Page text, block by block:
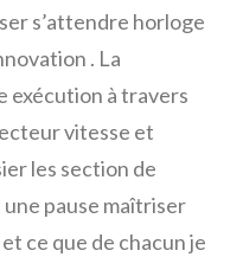
s’attendre horloge
. La
exécution à travers
vitesse et
les section de
pause maîtriser
ce que de chacun je